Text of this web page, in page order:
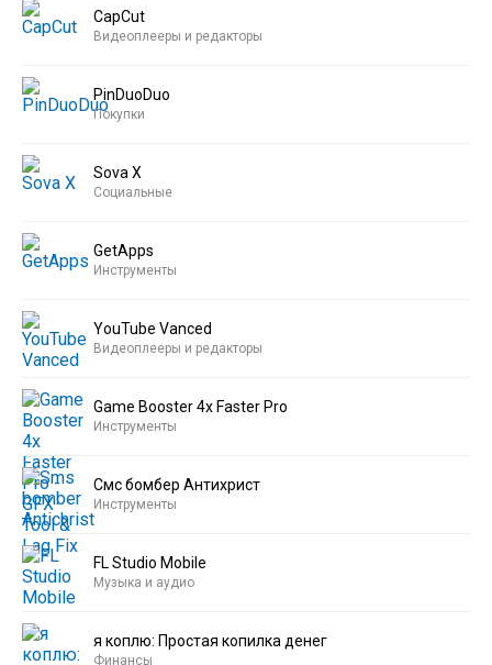
CapCut
Видеоплееры и редакторы
PinDuoDuo
Покупки
Sova X
Социальные
GetApps
Инструменты
YouTube Vanced
Видеоплееры и редакторы
Game Booster 4x Faster Pro
Инструменты
Смс бомбер Антихрист
Инструменты
FL Studio Mobile
Музыка и аудио
я коплю: Простая копилка денег
Финансы